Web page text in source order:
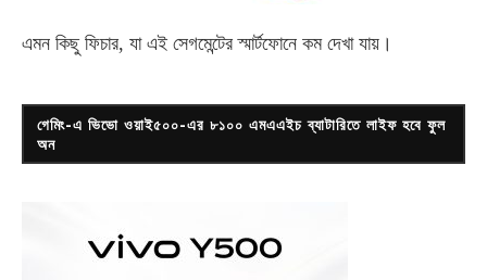
এমন কিছু ফিচার, যা এই সেগমেন্টের স্মার্টফোনে কম দেখা যায়।
গেমিং-এ ভিভো ওয়াই৫০০-এর ৮১০০ এমএএইচ ব্যাটারিতে লাইফ হবে ফুল
অন